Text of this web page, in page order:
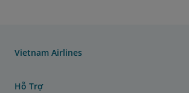
Vietnam Airlines
Hỗ Trợ